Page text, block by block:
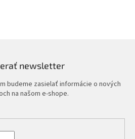
newsletter
budeme zasielať informácie o nových
na našom e-shope.